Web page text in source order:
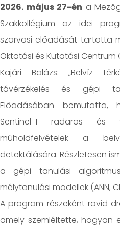
2026. május 27-én a
Szakkollégium az idei
szarvasi előadását tartotta
Oktatási és Kutatási Centrum
Kajári Balázs: „Belvíz
távérzékelés és gépi
Előadásában bemutatta,
Sentinel-1 radaros és
műholdfelvételek a
detektálására. Részletesen
a gépi tanulási
mélytanulási modellek (ANN,
A program részeként rövid
amely szemléltette, hogyan